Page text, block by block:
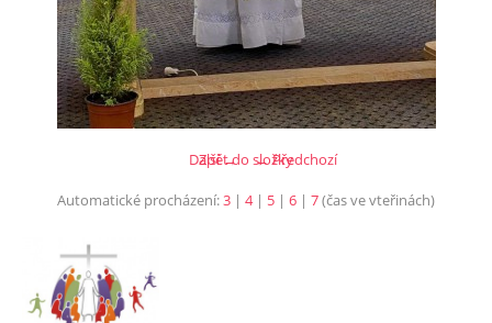
← Předchozí
Další →
Zpět do složky
Automatické procházení:3 | 4| 5 | 6 | 7(čas ve vteřinách)